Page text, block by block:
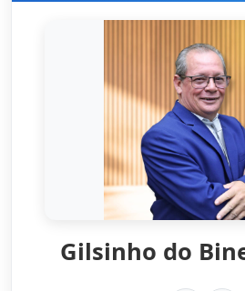
Gilsinho do